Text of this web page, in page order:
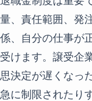
量、責任範囲、発
係、自分の仕事が
受けます。譲受企
思決定が遅くなっ
急に制限されたり